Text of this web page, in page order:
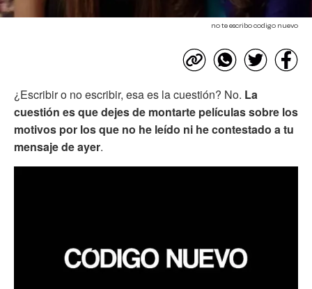
no te escribo codigo nuevo
¿Escribir o no escribir, esa es la cuestión? No. La
cuestión es que dejes de montarte películas sobre los
motivos por los que no he leído ni he contestado a tu
mensaje de ayer.